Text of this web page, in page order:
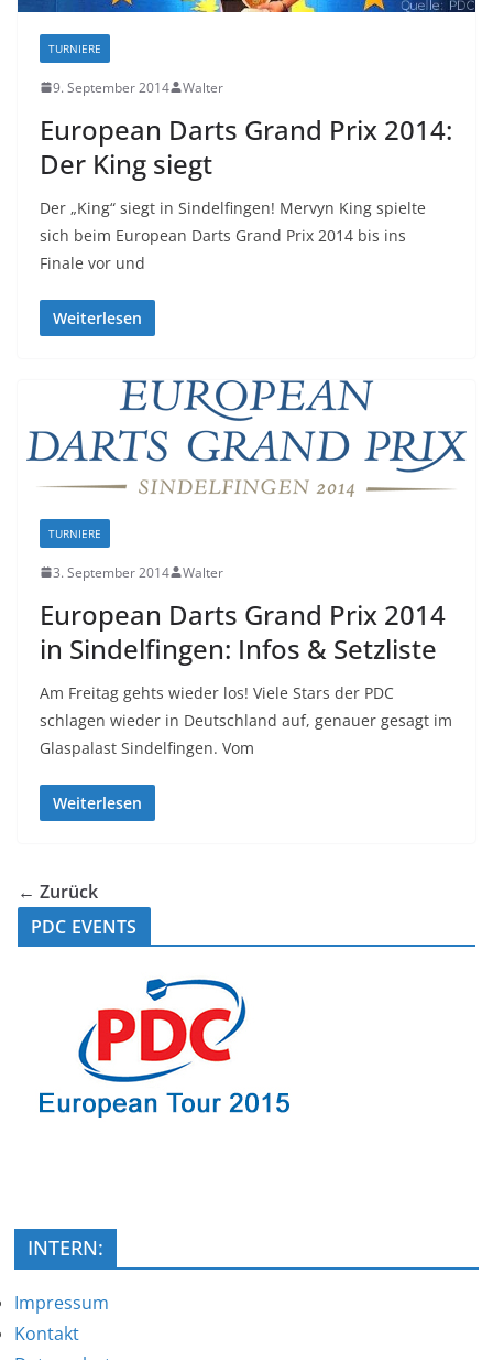
TURNIERE
9. September 2014 Walter
European Darts Grand Prix 2014:
Der King siegt
Der „King“ siegt in Sindelfingen! Mervyn King spielte
sich beim European Darts Grand Prix 2014 bis ins
Finale vor und
Weiterlesen
TURNIERE
3. September 2014 Walter
European Darts Grand Prix 2014
in Sindelfingen: Infos & Setzliste
Am Freitag gehts wieder los! Viele Stars der PDC
schlagen wieder in Deutschland auf, genauer gesagt im
Glaspalast Sindelfingen. Vom
Weiterlesen
← Zurück
PDC EVENTS
INTERN:
Impressum
Kontakt